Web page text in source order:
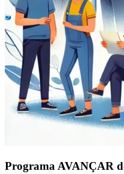
Programa AVANÇAR